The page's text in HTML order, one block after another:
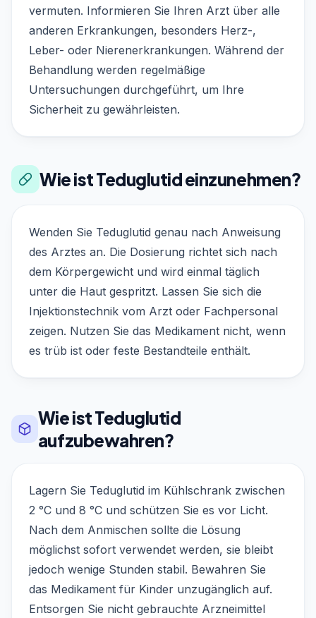
vermuten. Informieren Sie Ihren Arzt über alle
anderen Erkrankungen, besonders Herz-,
Leber- oder Nierenerkrankungen. Während der
Behandlung werden regelmäßige
Untersuchungen durchgeführt, um Ihre
Sicherheit zu gewährleisten.
Wie ist Teduglutid einzunehmen?
Wenden Sie Teduglutid genau nach Anweisung
des Arztes an. Die Dosierung richtet sich nach
dem Körpergewicht und wird einmal täglich
unter die Haut gespritzt. Lassen Sie sich die
Injektionstechnik vom Arzt oder Fachpersonal
zeigen. Nutzen Sie das Medikament nicht, wenn
es trüb ist oder feste Bestandteile enthält.
Wie ist Teduglutid
aufzubewahren?
Lagern Sie Teduglutid im Kühlschrank zwischen
2 °C und 8 °C und schützen Sie es vor Licht.
Nach dem Anmischen sollte die Lösung
möglichst sofort verwendet werden, sie bleibt
jedoch wenige Stunden stabil. Bewahren Sie
das Medikament für Kinder unzugänglich auf.
Entsorgen Sie nicht gebrauchte Arzneimittel